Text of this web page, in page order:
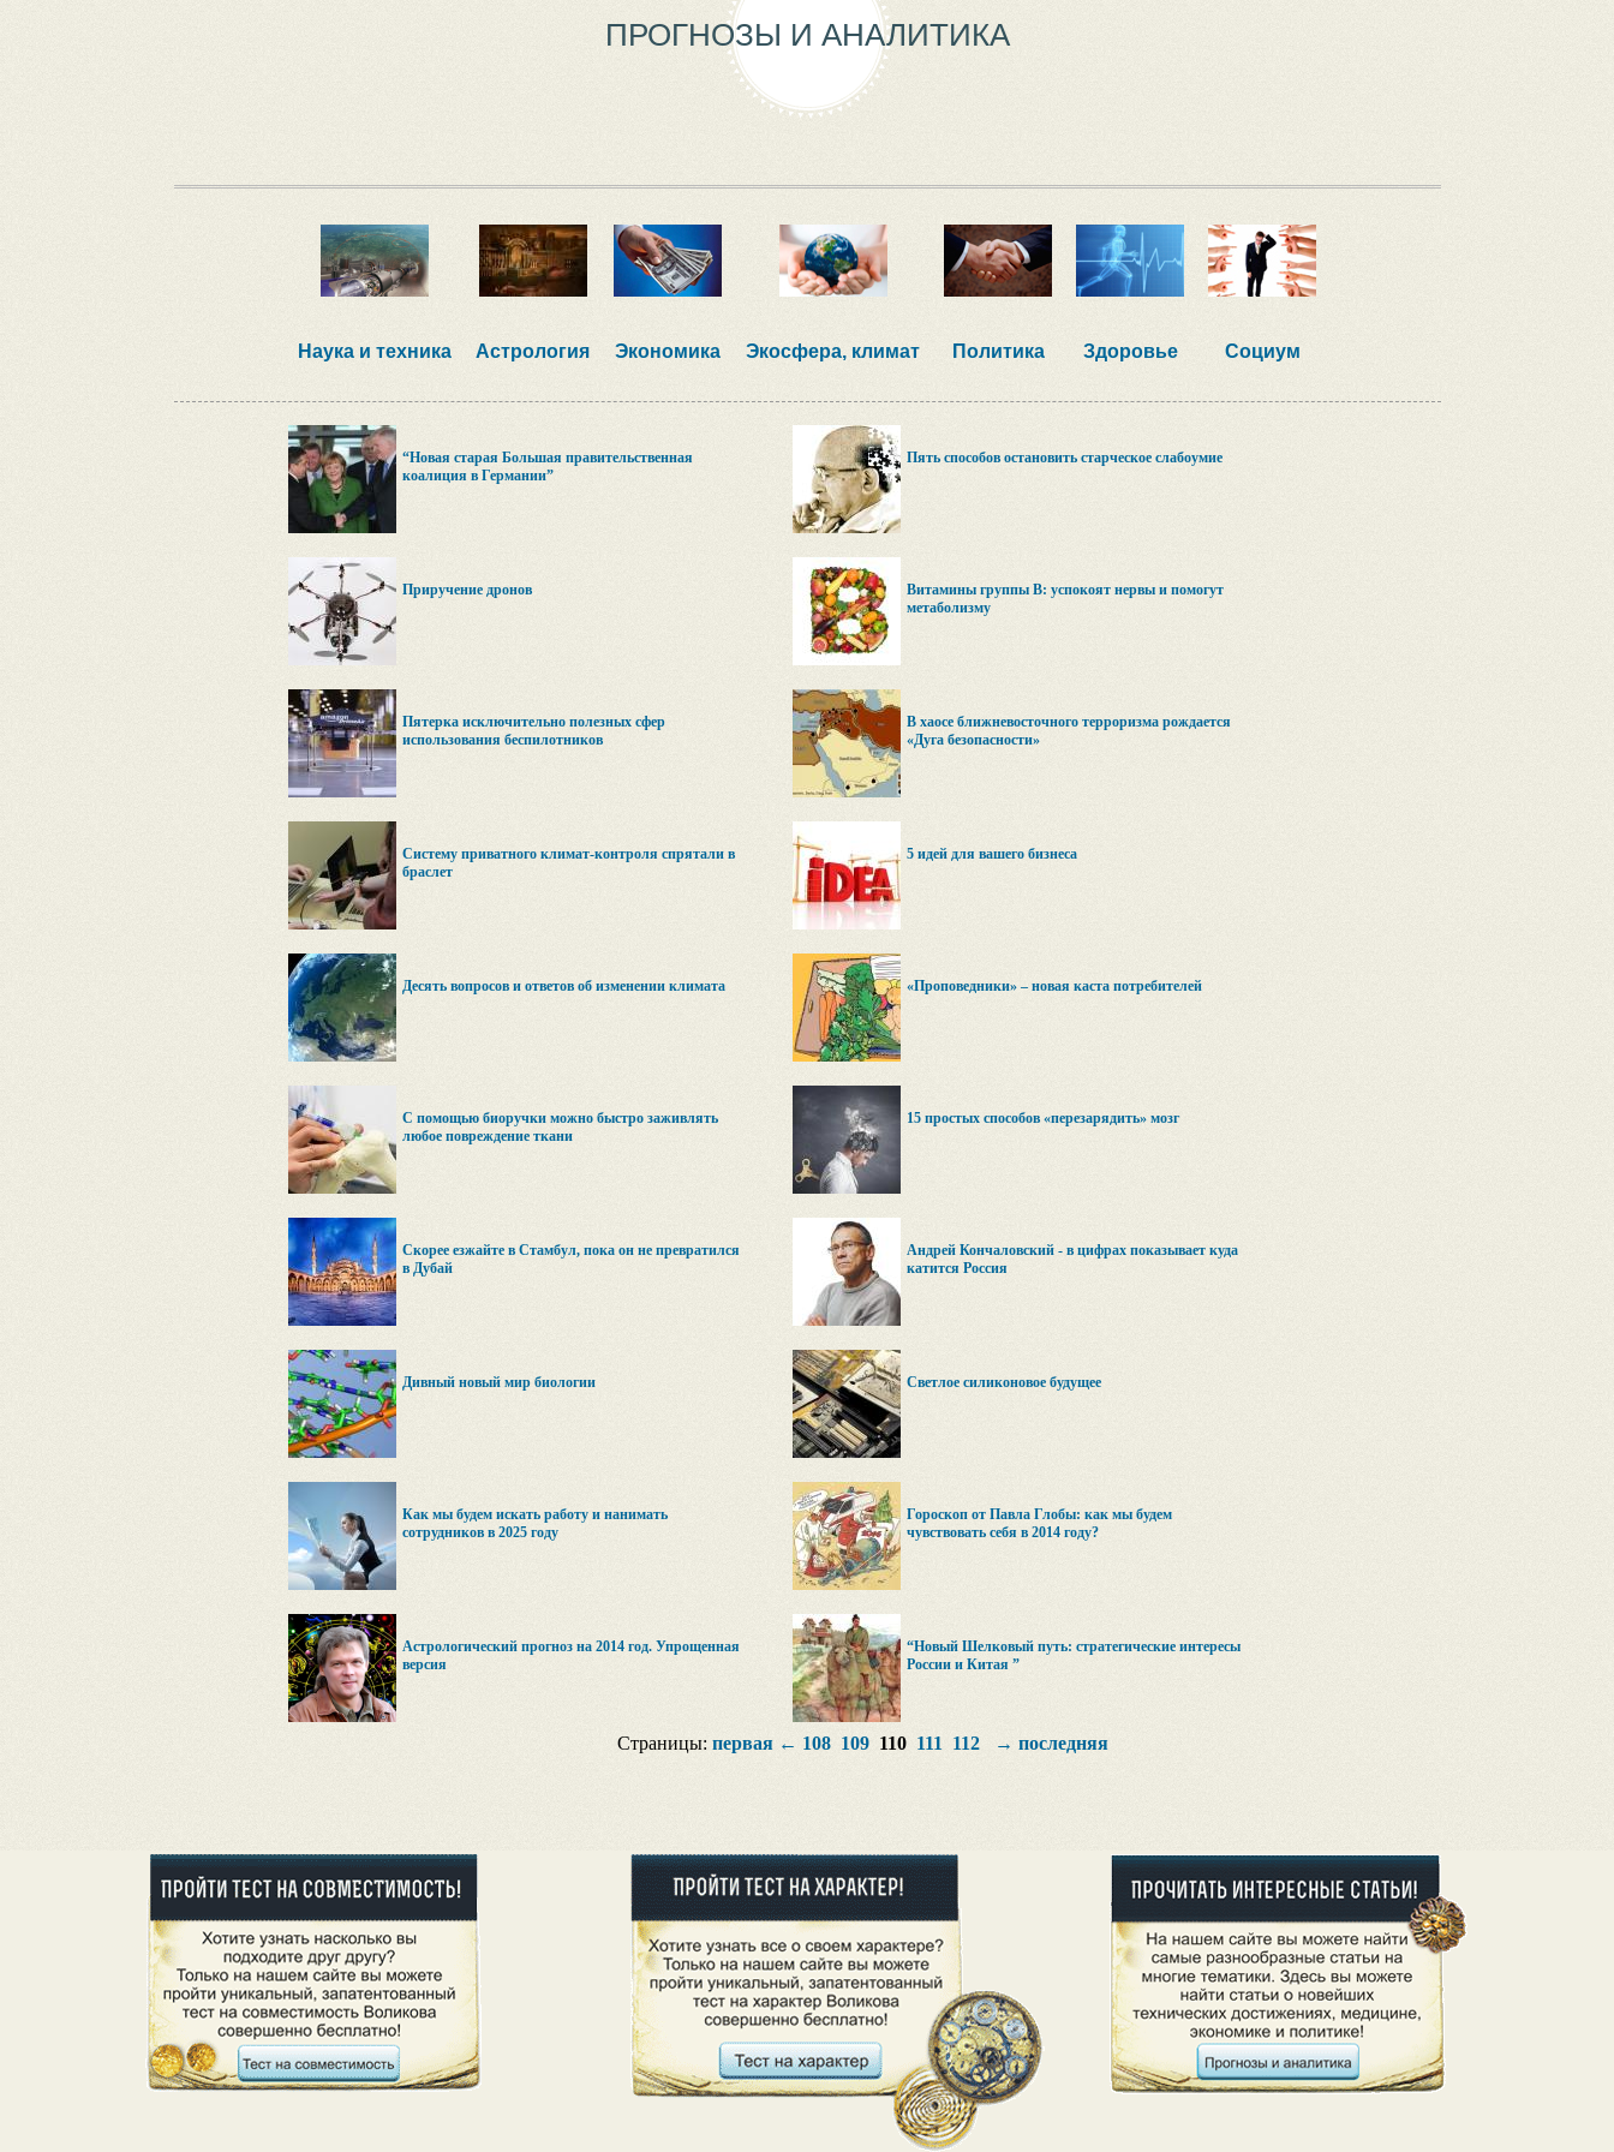
ПРОГНОЗЫ И АНАЛИТИКА
Наука и техника Астрология Экономика Экосфера, климат Политика Здоровье Социум
“Новая старая Большая правительственная
коалиция в Германии”
Пять способов остановить старческое слабоумие
Приручение дронов
Витамины группы B: успокоят нервы и помогут
метаболизму
Пятерка исключительно полезных сфер
использования беспилотников
В хаосе ближневосточного терроризма рождается
«Дуга безопасности»
Систему приватного климат-контроля спрятали в
браслет
5 идей для вашего бизнеса
Десять вопросов и ответов об изменении климата «Проповедники» – новая каста потребителей
С помощью биоручки можно быстро заживлять
любое повреждение ткани
15 простых способов «перезарядить» мозг
Скорее езжайте в Стамбул, пока он не превратился
в Дубай
Андрей Кончаловский - в цифрах показывает куда
катится Россия
Дивный новый мир биологии Светлое силиконовое будущее
Как мы будем искать работу и нанимать
сотрудников в 2025 году
Гороскоп от Павла Глобы: как мы будем
чувствовать себя в 2014 году?
Астрологический прогноз на 2014 год. Упрощенная
версия
“Новый Шелковый путь: стратегические интересы
России и Китая ”
Страницы: первая← 108 109 110 111 112 → последняя